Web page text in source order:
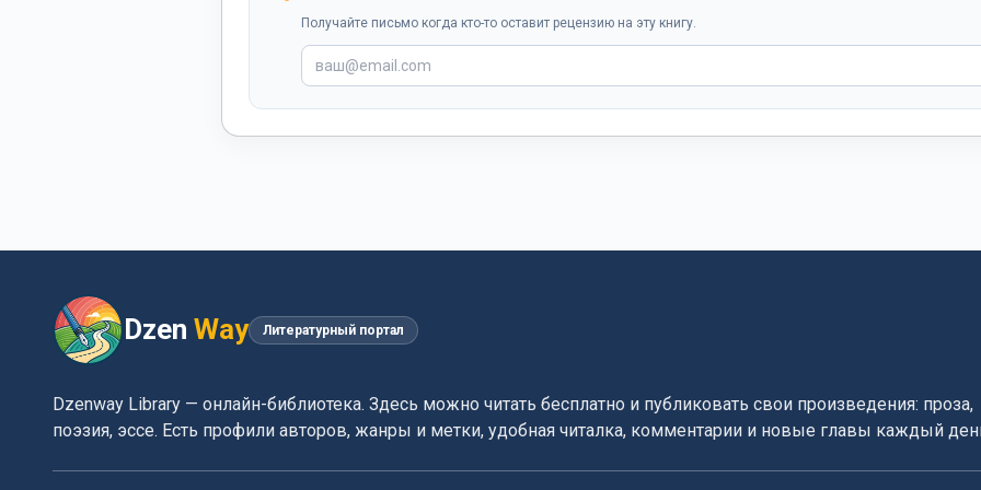
Получайте письмо когда кто-то оставит рецензию на эту книгу.
Dzen Way Литературный портал
Dzenway Library — онлайн-библиотека. Здесь можно читать бесплатно и публиковать свои произведения: проза,
поэзия, эссе. Есть профили авторов, жанры и метки, удобная читалка, комментарии и новые главы каждый